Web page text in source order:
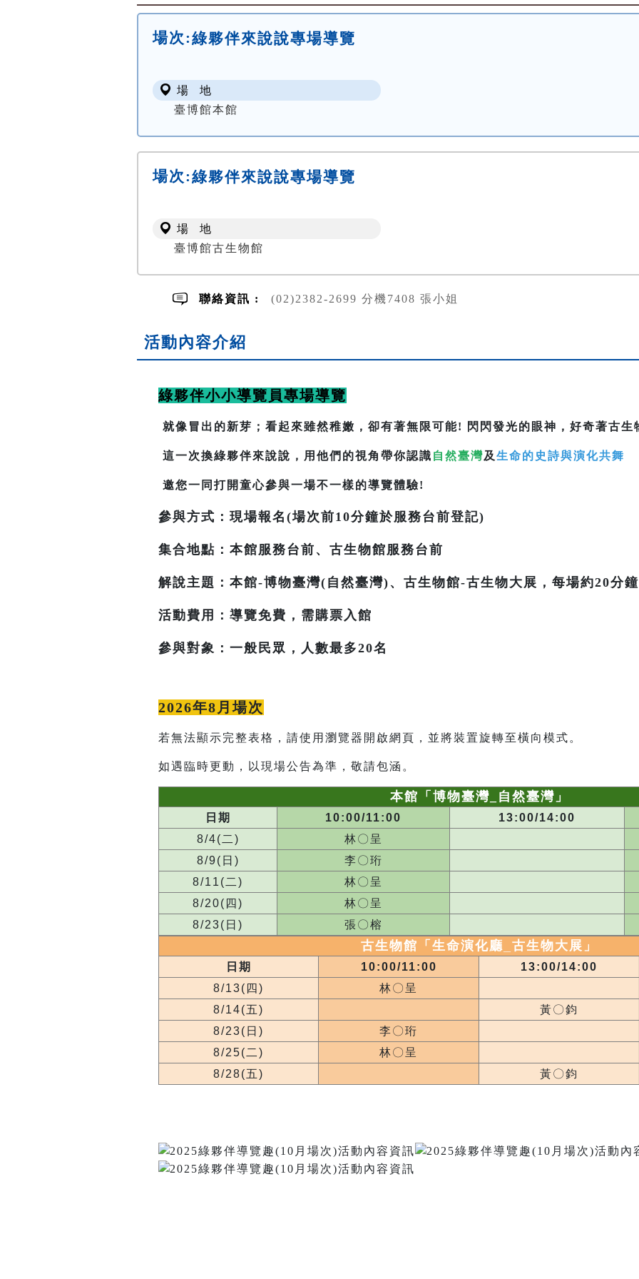
場次:綠夥伴來說說專場導覽
場 地
臺博館本館
場次:綠夥伴來說說專場導覽
場 地
臺博館古生物館
聯絡資訊 : (02)2382-2699 分機7408 張小姐
活動內容介紹
綠夥伴小小導覽員專場導覽
就像冒出的新芽；看起來雖然稚嫩，卻有著無限可能! 閃閃發光的眼神，好奇著古生
這一次換綠夥伴來說說，用他們的視角帶你認識 自然臺灣及 生命的史詩與演化共舞
邀您一同打開童心參與一場不一樣的導覽體驗!
參與方式：現場報名(場次前10分鐘於服務台前登記)
集合地點：本館服務台前、古生物館服務台前
解說主題：本館-博物臺灣(自然臺灣)、古生物館-古生物大展，每場約20分鐘
活動費用：導覽免費，需購票入館
參與對象：一般民眾，人數最多20名
2026年8月場次
若無法顯示完整表格，請使用瀏覽器開啟網頁，並將裝置旋轉至橫向模式。
如遇臨時更動，以現場公告為準，敬請包涵。
本館「博物臺灣_自然臺灣」
日期 10:00/11:00 13:00/14:00
8/4(二)
林〇呈
8/9(日)
李〇珩
8/11(二)
林〇呈
8/20(四)
林〇呈
8/23(日)
張〇榕
古生物館「生命演化廳_ 古生物大展 」
日期 10:00/11:00 13:00/14:00
8/13(四)
林〇呈
8/14(五)
黃〇鈞
8/23(日)
李〇珩
8/25(二)
林〇呈
8/28(五)
黃〇鈞